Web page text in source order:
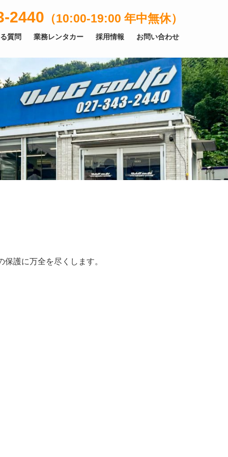
質問 業務レンタカー 採用情報 お問い合わせ
2440 （10:00-19:00 年中無休）
護に万全を尽くします。